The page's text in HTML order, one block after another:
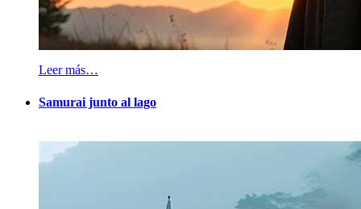
Leer más…
Samurai junto al lago